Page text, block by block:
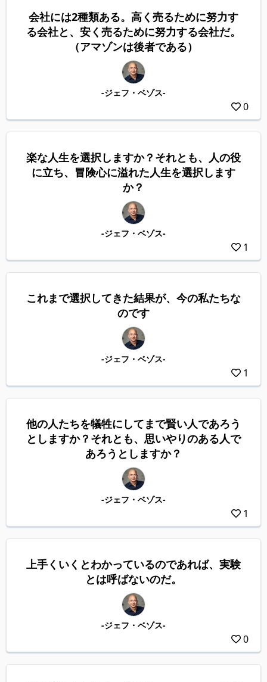
0
会社には2種類ある。高く売るために努力す
る会社と、安く売るために努力する会社だ。
（アマゾンは後者である）
-ジェフ・ベゾス-
1
楽な人生を選択しますか？それとも、人の役
に立ち、冒険心に溢れた人生を選択します
か？
-ジェフ・ベゾス-
1
これまで選択してきた結果が、今の私たちな
のです
-ジェフ・ベゾス-
1
他の人たちを犠牲にしてまで賢い人であろう
としますか？それとも、思いやりのある人で
あろうとしますか？
-ジェフ・ベゾス-
0
上手くいくとわかっているのであれば、実験
とは呼ばないのだ。
-ジェフ・ベゾス-